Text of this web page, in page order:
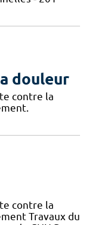
douleur
contre la
contre la
Travaux du